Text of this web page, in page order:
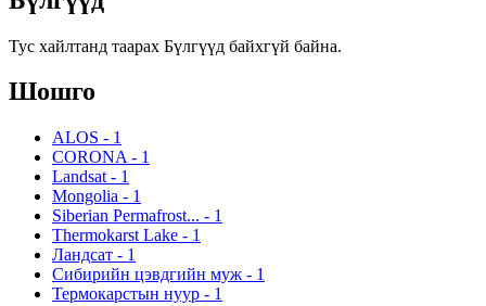
Тус хайлтанд таарах Бүлгүүд байхгүй байна.
Шошго
ALOS - 1
CORONA - 1
Landsat - 1
Mongolia - 1
Siberian Permafrost... - 1
Thermokarst Lake - 1
Ландсат - 1
Сибирийн цэвдгийн муж - 1
Термокарстын нуур - 1